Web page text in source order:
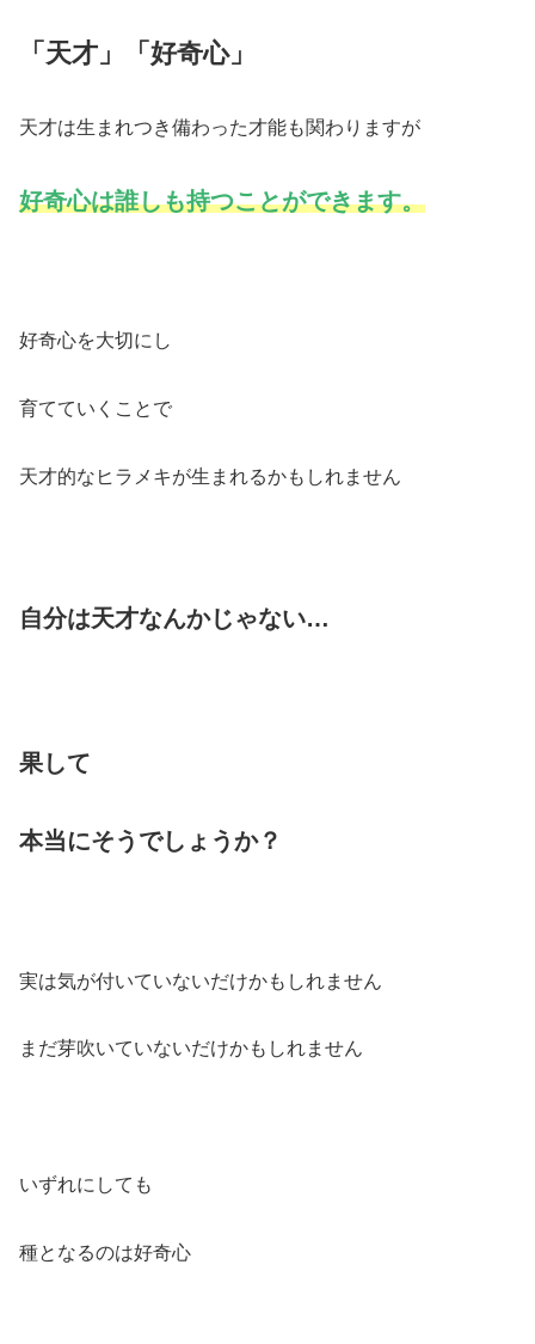
「天才」「好奇心」
天才は生まれつき備わった才能も関わりますが
好奇心は誰しも持つことができます。
好奇心を大切にし
育てていくことで
天才的なヒラメキが生まれるかもしれません
自分は天才なんかじゃない…
果して
本当にそうでしょうか？
実は気が付いていないだけかもしれません
まだ芽吹いていないだけかもしれません
いずれにしても
種となるのは好奇心